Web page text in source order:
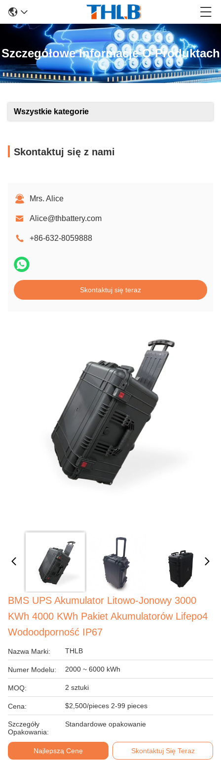
Szczegółowe Informacje O Produktach
Wszystkie kategorie
Skontaktuj się z nami
Mrs. Alice
Alice@thbattery.com
+86-632-8059888
Skontaktuj się teraz
BMS UPS Akumulator Litowo-Jonowy 3000
KWh 4000 KWh Pakiet Akumulatorów Lifepo4
Wodoodporność IP67
Nazwa Marki: THLB
Numer Modelu: 2000 ~ 6000 kWh
MOQ: 2 sztuki
Cena: $2,500/pieces 2-99 pieces
Szczegóły
Opakowania:
Standardowe opakowanie
Najlepszą Cenę Skontaktuj Się Teraz